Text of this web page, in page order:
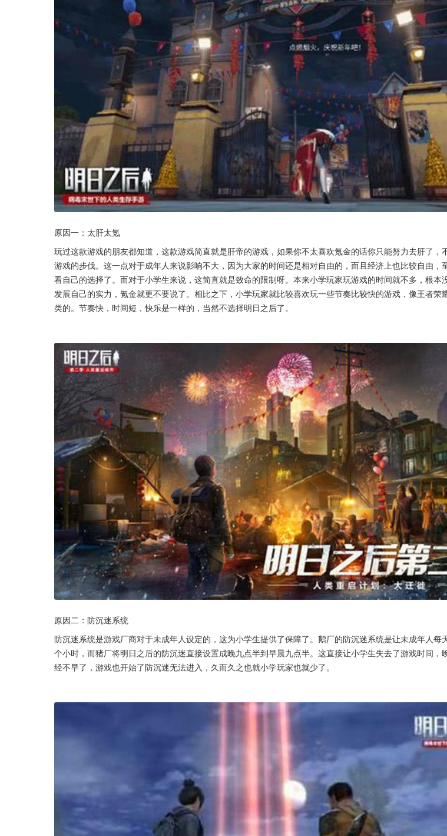
原因一：太肝太氪
玩过这款游戏的朋友都知道，这款游戏简直就是肝帝的游戏，如果你不太喜欢氪金的话你只能努力去肝了，
游戏的步伐。这一点对于成年人来说影响不大，因为大家的时间还是相对自由的，而且经济上也比较自由，
看自己的选择了。而对于小学生来说，这简直就是致命的限制呀。本来小学玩家玩游戏的时间就不多，根本
发展自己的实力，氪金就更不要说了。相比之下，小学玩家就比较喜欢玩一些节奏比较快的游戏，像王者荣
类的。节奏快，时间短，快乐是一样的，当然不选择明日之后了。
原因二：防沉迷系统
防沉迷系统是游戏厂商对于未成年人设定的，这为小学生提供了保障了。鹅厂的防沉迷系统是让未成年人每
个小时，而猪厂将明日之后的防沉迷直接设置成晚九点半到早晨九点半。这直接让小学生失去了游戏时间，
经不早了，游戏也开始了防沉迷无法进入，久而久之也就小学玩家也就少了。